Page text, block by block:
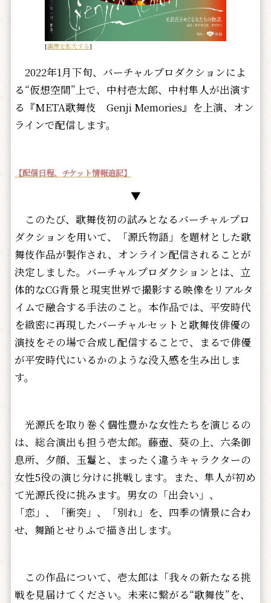
[画像を拡大する ]
2022年1月下旬、バーチャルプロダクションによ
る“仮想空間”上で、中村壱太郎、中村隼人が出演す
る『META歌舞伎 Genji Memories』を上演、オン
ラインで配信します。
【配信日程、チケット情報追記】
▼
このたび、歌舞伎初の試みとなるバーチャルプロ
ダクションを用いて、「源氏物語」を題材とした歌
舞伎作品が製作され、オンライン配信されることが
決定しました。バーチャルプロダクションとは、立
体的なCG背景と現実世界で撮影する映像をリアルタ
イムで融合する手法のこと。本作品では、平安時代
を緻密に再現したバーチャルセットと歌舞伎俳優の
演技をその場で合成し配信することで、まるで俳優
が平安時代にいるかのような没入感を生み出しま
す。
光源氏を取り巻く個性豊かな女性たちを演じるの
は、総合演出も担う壱太郎。藤壺、葵の上、六条御
息所、夕顔、玉鬘と、まったく違うキャラクターの
女性5役の演じ分けに挑戦します。また、隼人が初め
て光源氏役に挑みます。男女の「出会い」、
「恋」、「衝突」、「別れ」を、四季の情景に合わ
せ、舞踊とせりふで描き出します。
この作品について、壱太郎は「我々の新たなる挑
戦を見届けてください。未来に繋がる“歌舞伎”を、